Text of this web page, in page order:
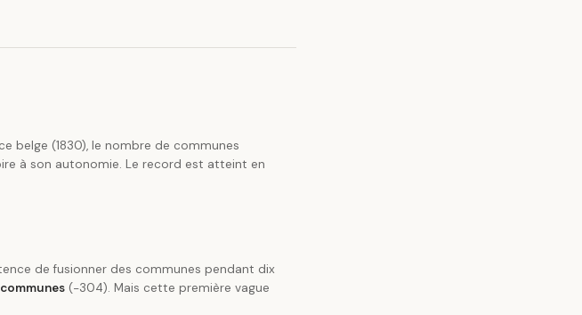
belge (1830), le nombre de communes
à son autonomie. Le record est atteint en
de fusionner des communes pendant dix
(−304). Mais cette première vague